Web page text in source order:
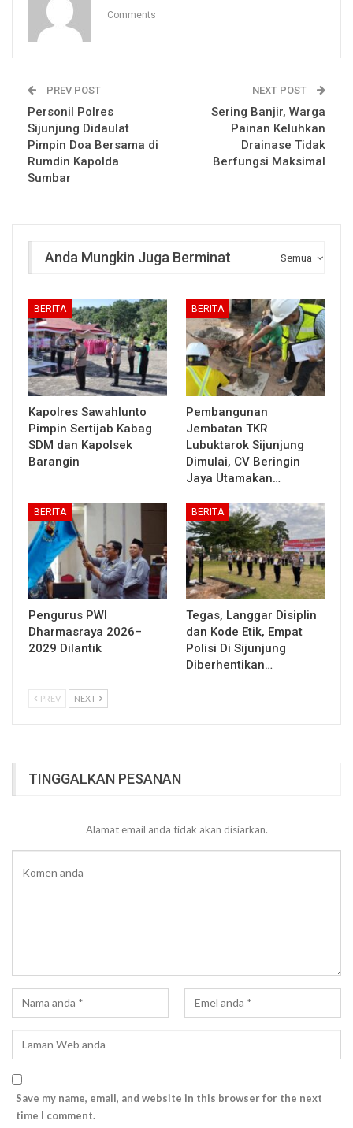
Comments
PREV POST
Personil Polres
Sijunjung Didaulat
Pimpin Doa Bersama di
Rumdin Kapolda
Sumbar
NEXT POST
Sering Banjir, Warga
Painan Keluhkan
Drainase Tidak
Berfungsi Maksimal
Semua
Anda Mungkin Juga Berminat
BERITA
Kapolres Sawahlunto
Pimpin Sertijab Kabag
SDM dan Kapolsek
Barangin
BERITA
Pembangunan
Jembatan TKR
Lubuktarok Sijunjung
Dimulai, CV Beringin
Jaya Utamakan…
BERITA
Pengurus PWI
Dharmasraya 2026–
2029 Dilantik
BERITA
Tegas, Langgar Disiplin
dan Kode Etik, Empat
Polisi Di Sijunjung
Diberhentikan…
PREV NEXT
TINGGALKAN PESANAN
Alamat email anda tidak akan disiarkan.
Save my name, email, and website in this browser for the next
time I comment.